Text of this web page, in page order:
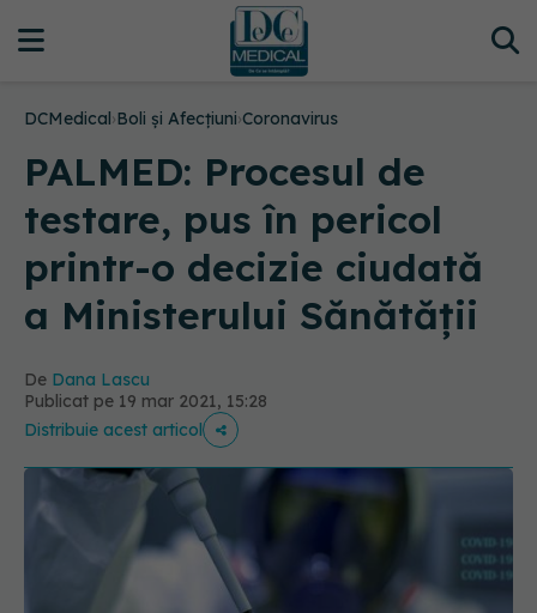
DCMedical›Boli și Afecțiuni›Coronavirus
PALMED: Procesul de
testare, pus în pericol
printr-o decizie ciudată
a Ministerului Sănătății
De Dana Lascu
Publicat pe 19 mar 2021, 15:28
Distribuie acest articol